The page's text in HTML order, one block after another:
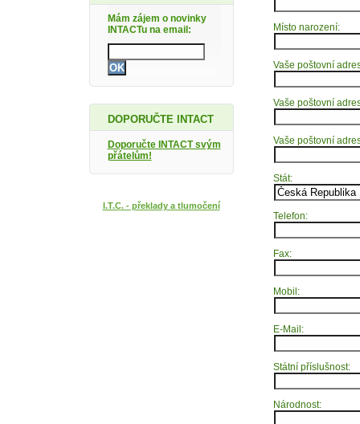
Mám zájem o novinky
INTACTu na email:
DOPORUČTE INTACT
Doporučte INTACT svým
přátelům!
I.T.C. - překlady a tlumočení
Místo narození:
Vaše poštovní
Vaše poštovní
Vaše poštovní
Stát:
Telefon:
Fax:
Mobil:
E-Mail:
Státní příslušnost:
Národnost: